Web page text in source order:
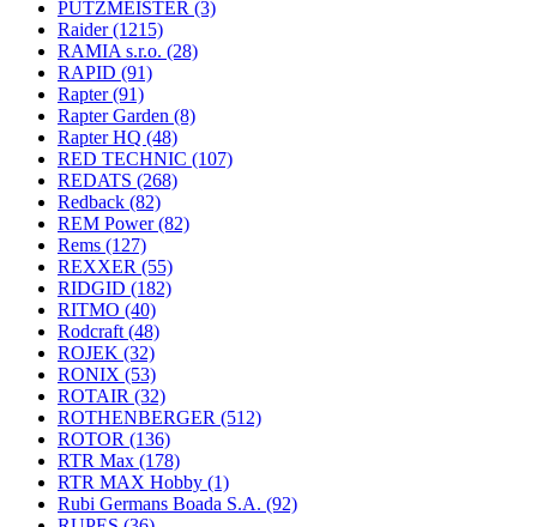
PUTZMEISTER (3)
Raider(1215)
RAMIA s.r.o. (28)
RAPID (91)
Rapter(91)
Rapter Garden (8)
Rapter HQ (48)
RED TECHNIC (107)
REDATS (268)
Redback (82)
REM Power(82)
Rems (127)
REXXER (55)
RIDGID (182)
RITMO (40)
Rodcraft (48)
ROJEK (32)
RONIX (53)
ROTAIR (32)
ROTHENBERGER (512)
ROTOR (136)
RTR Max (178)
RTR MAX Hobby (1)
Rubi Germans Boada S.A. (92)